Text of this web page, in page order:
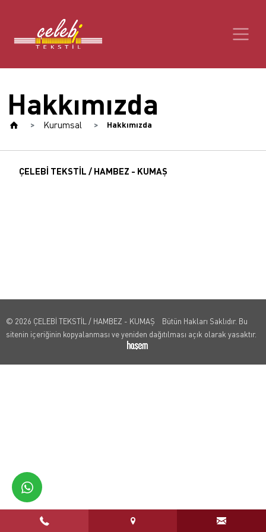
whatsapp
Hakkımızda
Kurumsal Hakkımızda
ÇELEBİ TEKSTİL / HAMBEZ - KUMAŞ
© 2026 ÇELEBİ TEKSTİL / HAMBEZ - KUMAŞ Bütün Hakları Saklıdır. Bu
sitenin içeriğinin kopyalanması ve yeniden dağıtılması açık olarak yasaktır.